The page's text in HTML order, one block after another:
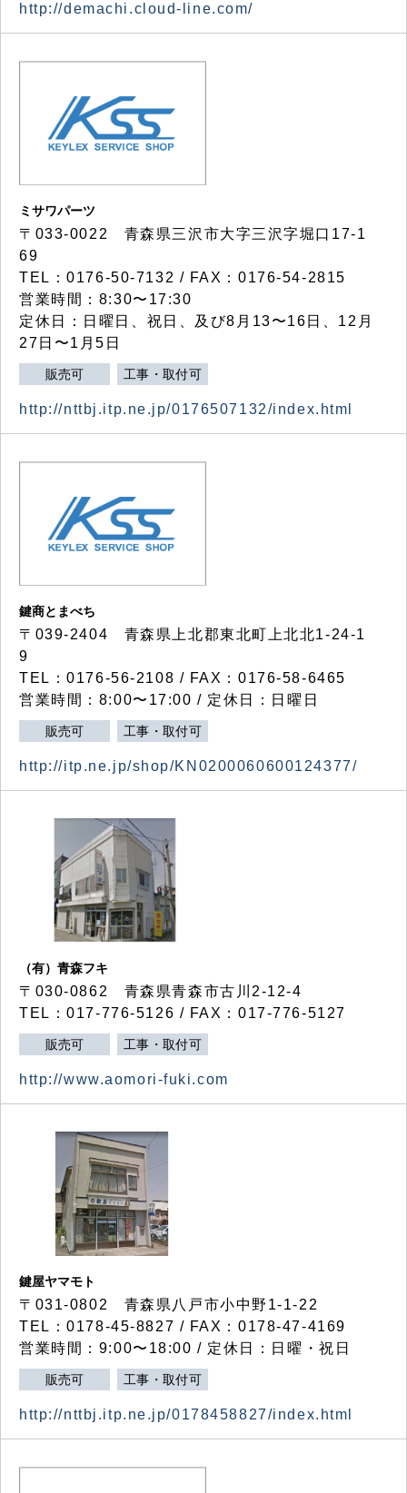
http://demachi.cloud-line.com/
ミサワパーツ
〒033-0022 青森県三沢市大字三沢字堀口17-1
69
TEL：0176-50-7132 / FAX：0176-54-2815
営業時間：8:30〜17:30
定休日：日曜日、祝日、及び8月13〜16日、12月
27日〜1月5日
販売可 工事・取付可
http://nttbj.itp.ne.jp/0176507132/index.html
鍵商とまべち
〒039-2404 青森県上北郡東北町上北北1-24-1
9
TEL：0176-56-2108 / FAX：0176-58-6465
営業時間：8:00〜17:00 / 定休日：日曜日
販売可 工事・取付可
http://itp.ne.jp/shop/KN0200060600124377/
（有）青森フキ
〒030-0862 青森県青森市古川2-12-4
TEL：017-776-5126 / FAX：017-776-5127
販売可 工事・取付可
http://www.aomori-fuki.com
鍵屋ヤマモト
〒031-0802 青森県八戸市小中野1-1-22
TEL：0178-45-8827 / FAX：0178-47-4169
営業時間：9:00〜18:00 / 定休日：日曜・祝日
販売可 工事・取付可
http://nttbj.itp.ne.jp/0178458827/index.html